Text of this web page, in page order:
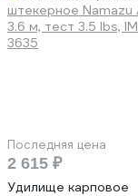
Последняя цена
2 615 ₽
Удилище карповое